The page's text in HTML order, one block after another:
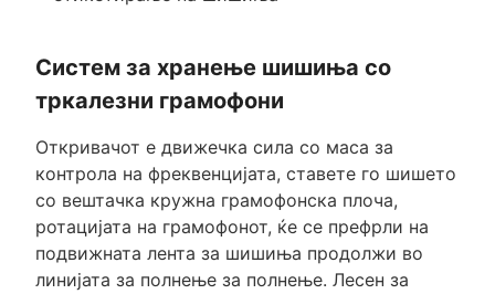
Систем за хранење шишиња со
тркалезни грамофони
Откривачот е движечка сила со маса за
контрола на фреквенцијата, ставете го шишето
со вештачка кружна грамофонска плоча,
ротацијата на грамофонот, ќе се префрли на
подвижната лента за шишиња продолжи во
линијата за полнење за полнење. Лесен за